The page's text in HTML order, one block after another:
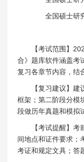
全国硕士研究
【考试范围】
合》题库软件涵盖考
复习各章节内容，结
【复习建议】
框架；第二阶段分模
段做历年真题和模拟
【考试提醒】
间地点和证件要求；
考证和规定文具；答